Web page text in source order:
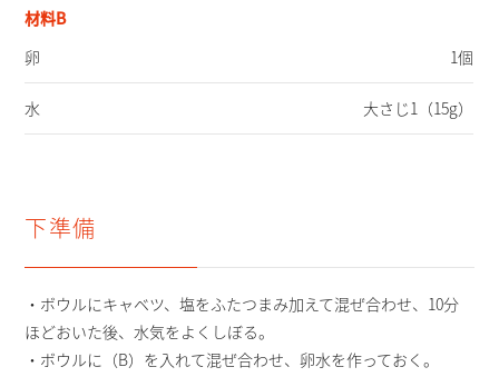
材料B
卵
1個
水 大さじ1（15g）
下準備
・ボウルにキャベツ、塩をふたつまみ加えて混ぜ合わせ、10分
ほどおいた後、水気をよくしぼる。
・ボウルに（B）を入れて混ぜ合わせ、卵水を作っておく。